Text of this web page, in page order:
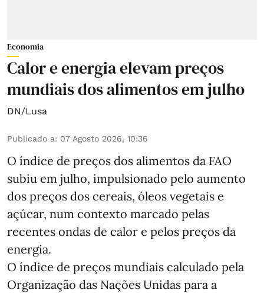
Economia
Calor e energia elevam preços
mundiais dos alimentos em julho
DN/Lusa
Publicado a: 07 Agosto 2026, 10:36
O índice de preços dos alimentos da FAO
subiu em julho, impulsionado pelo aumento
dos preços dos cereais, óleos vegetais e
açúcar, num contexto marcado pelas
recentes ondas de calor e pelos preços da
energia.
O índice de preços mundiais calculado pela
Organização das Nações Unidas para a